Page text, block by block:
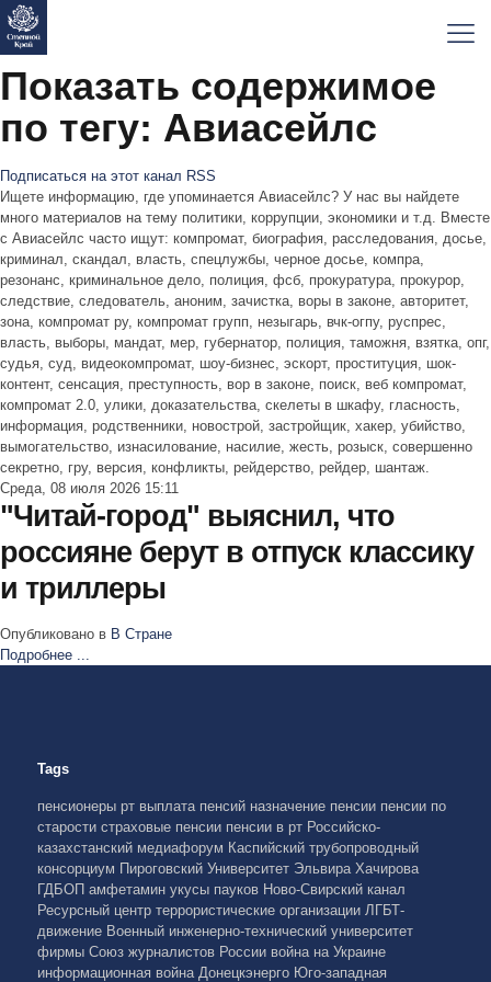
Показать содержимое
по тегу: Авиасейлс
Подписаться на этот канал RSS
Ищете информацию, где упоминается Авиасейлс? У нас вы найдете
много материалов на тему политики, коррупции, экономики и т.д. Вместе
с Авиасейлс часто ищут: компромат, биография, расследования, досье,
криминал, скандал, власть, спецлужбы, черное досье, компра,
резонанс, криминальное дело, полиция, фсб, прокуратура, прокурор,
следствие, следователь, аноним, зачистка, воры в законе, авторитет,
зона, компромат ру, компромат групп, незыгарь, вчк-огпу, руспрес,
власть, выборы, мандат, мер, губернатор, полиция, таможня, взятка, опг,
судья, суд, видеокомпромат, шоу-бизнес, эскорт, проституция, шок-
контент, сенсация, преступность, вор в законе, поиск, веб компромат,
компромат 2.0, улики, доказательства, скелеты в шкафу, гласность,
информация, родственники, новострой, застройщик, хакер, убийство,
вымогательство, изнасилование, насилие, жесть, розыск, совершенно
секретно, гру, версия, конфликты, рейдерство, рейдер, шантаж.
Среда, 08 июля 2026 15:11
"Читай-город" выяснил, что
россияне берут в отпуск классику
и триллеры
Опубликовано в В Стране
Подробнее ...
Tags
пенсионеры рт выплата пенсий назначение пенсии пенсии по
старости страховые пенсии пенсии в рт Российско-
казахстанский медиафорум Каспийский трубопроводный
консорциум Пироговский Университет Эльвира Хачирова
ГДБОП амфетамин укусы пауков Ново-Свирский канал
Ресурсный центр террористические организации ЛГБТ-
движение Военный инженерно-технический университет
фирмы Союз журналистов России война на Украине
информационная война Донецкэнерго Юго-западная